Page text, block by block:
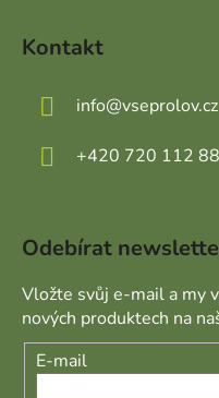
Kontakt
info@vseprolov.cz
+420 720 112
Odebírat
Vložte svůj e-mail a my
nových produktech na
E-mail